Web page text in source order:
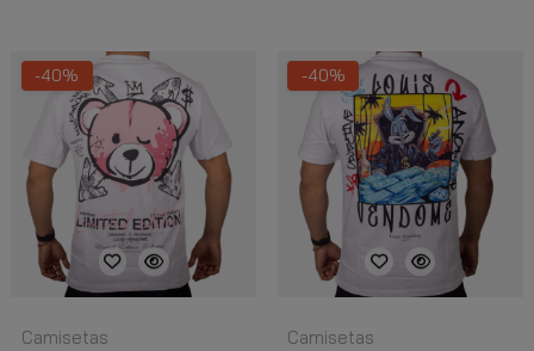
-40%
Camisetas
-40%
Camisetas